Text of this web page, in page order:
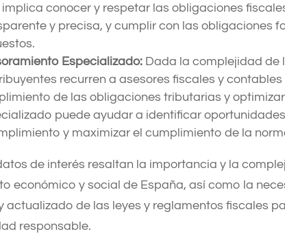
implica conocer y respetar las obligaciones
y precisa, y cumplir con las obligaciones
Especializado: Dada la complejidad de
recurren a asesores fiscales y
de las obligaciones tributarias y
puede ayudar a identificar
y maximizar el cumplimiento de la
de interés resaltan la importancia y la
económico y social de España, así como la
actualizado de las leyes y reglamentos fiscales
responsable.